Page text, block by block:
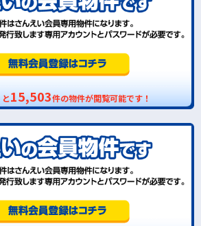
15,503件の物件が閲覧可能です！